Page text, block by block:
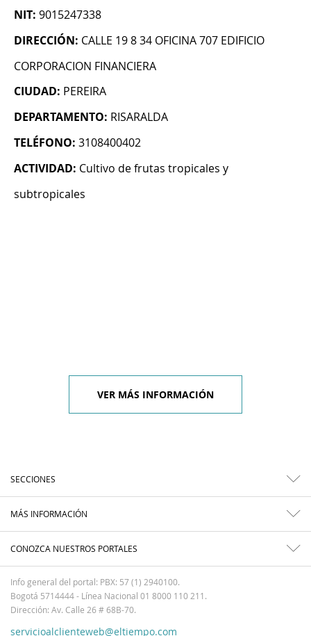
NIT: 9015247338
DIRECCIÓN: CALLE 19 8 34 OFICINA 707 EDIFICIO
CORPORACION FINANCIERA
CIUDAD: PEREIRA
DEPARTAMENTO: RISARALDA
TELÉFONO: 3108400402
ACTIVIDAD: Cultivo de frutas tropicales y
subtropicales
VER MÁS INFORMACIÓN
SECCIONES
MÁS INFORMACIÓN
CONOZCA NUESTROS PORTALES
Info general del portal: PBX: 57 (1) 2940100.
Bogotá 5714444 - Línea Nacional 01 8000 110 211.
Dirección: Av. Calle 26 # 68B-70.
servicioalclienteweb@eltiempo.com